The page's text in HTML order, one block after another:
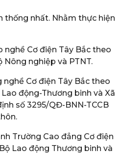
thống nhất. Nhằm thực hiện
nghề Cơ điện Tây Bắc theo
nghiệp và PTNT.
Cơ điện Tây Bắc theo
động-Thương binh và Xã
số 3295/QĐ-BNN-TCCB
Trường Cao đẳng Cơ điện
Lao động Thương binh và